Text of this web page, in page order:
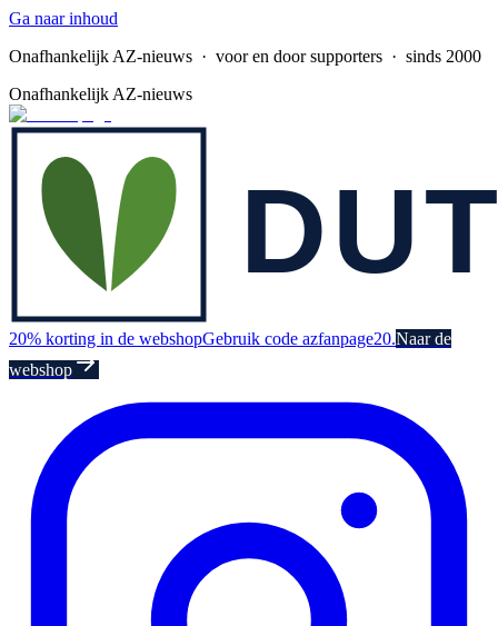
Ga naar inhoud
Onafhankelijk AZ-nieuws · voor en door supporters · sinds 2000
Onafhankelijk AZ-nieuws
20% korting in de webshopGebruik code azfanpage20.Naar de
webshop